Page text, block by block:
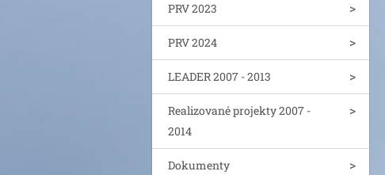
PRV 2023
PRV 2024
LEADER 2007 - 2013
Realizované projekty 2007 -
2014
Dokumenty